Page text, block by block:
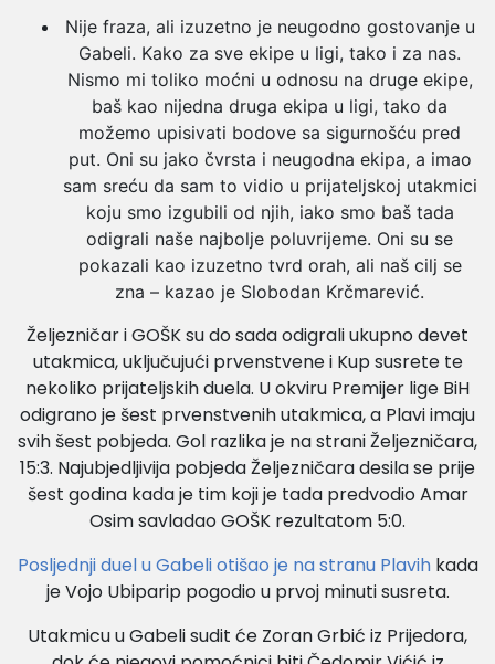
Nije fraza, ali izuzetno je neugodno gostovanje u
Gabeli. Kako za sve ekipe u ligi, tako i za nas.
Nismo mi toliko moćni u odnosu na druge ekipe,
baš kao nijedna druga ekipa u ligi, tako da
možemo upisivati bodove sa sigurnošću pred
put. Oni su jako čvrsta i neugodna ekipa, a imao
sam sreću da sam to vidio u prijateljskoj utakmici
koju smo izgubili od njih, iako smo baš tada
odigrali naše najbolje poluvrijeme. Oni su se
pokazali kao izuzetno tvrd orah, ali naš cilj se
zna – kazao je Slobodan Krčmarević.
Željezničar i GOŠK su do sada odigrali ukupno devet
utakmica, uključujući prvenstvene i Kup susrete te
nekoliko prijateljskih duela. U okviru Premijer lige BiH
odigrano je šest prvenstvenih utakmica, a Plavi imaju
svih šest pobjeda. Gol razlika je na strani Željezničara,
15:3. Najubjedljivija pobjeda Željezničara desila se prije
šest godina kada je tim koji je tada predvodio Amar
Osim savladao GOŠK rezultatom 5:0.
Posljednji duel u Gabeli otišao je na stranu Plavihkada
je Vojo Ubiparip pogodio u prvoj minuti susreta.
Utakmicu u Gabeli sudit će Zoran Grbić iz Prijedora,